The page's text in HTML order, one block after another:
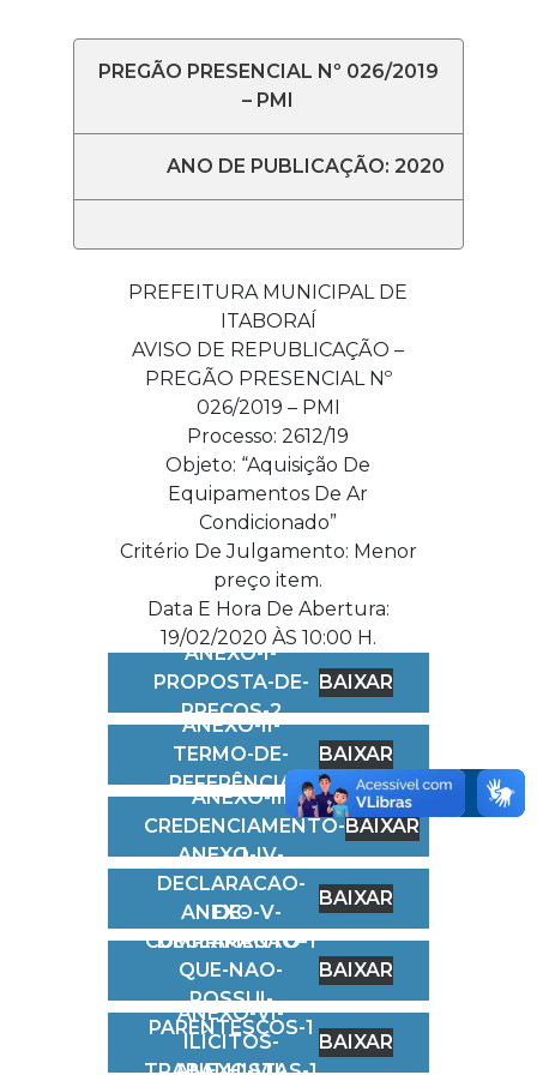
PREGÃO PRESENCIAL Nº 026/2019
– PMI
ANO DE PUBLICAÇÃO: 2020
PREFEITURA MUNICIPAL DE
ITABORAÍ
AVISO DE REPUBLICAÇÃO –
PREGÃO PRESENCIAL Nº
026/2019 – PMI
Processo: 2612/19
Objeto: “Aquisição De
Equipamentos De Ar
Condicionado”
Critério De Julgamento: Menor
preço item.
Data E Hora De Abertura:
19/02/2020 ÀS 10:00 H.
ANEXO-I-
PROPOSTA-DE-
PREÇOS-2
BAIXAR
ANEXO-II-
TERMO-DE-
REFERÊNCIA
BAIXAR
ANEXO-III-
CREDENCIAMENTO-
1
BAIXAR
ANEXO-IV-
DECLARACAO-
DE-
CUMPRIMENTO-1
BAIXAR
ANEXO-V-
DECLARACAO-
QUE-NAO-
POSSUI-
PARENTESCOS-1
BAIXAR
ANEXO-VI-
ILÍCITOS-
BAIXAR